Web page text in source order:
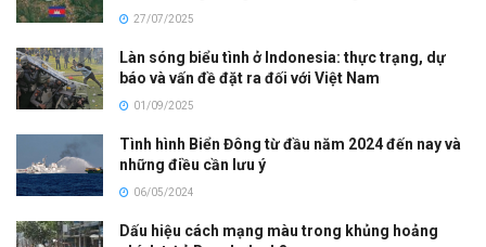
27/07/2025
Làn sóng biểu tình ở Indonesia: thực trạng, dự
báo và vấn đề đặt ra đối với Việt Nam
01/09/2025
Tình hình Biển Đông từ đầu năm 2024 đến nay và
những điều cần lưu ý
06/05/2024
Dấu hiệu cách mạng màu trong khủng hoảng